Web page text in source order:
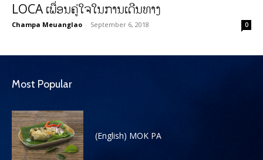
LOCA ເພື່ອນຄູ່ໃຈໃນການເດີນທາງ
Champa Meuanglao - September 6, 2018 0
Most Popular
(English) MOK PA